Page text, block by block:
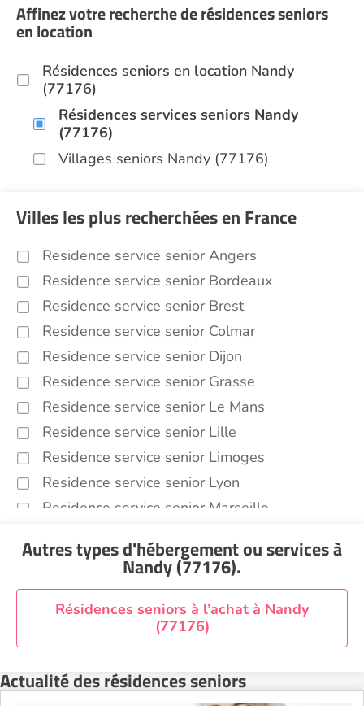
Affinez votre recherche de résidences seniors
en location
Résidences seniors en location Nandy
(77176)
Résidences services seniors Nandy
(77176)
Villages seniors Nandy (77176)
Villes les plus recherchées en France
Residence service senior Angers
Residence service senior Bordeaux
Residence service senior Brest
Residence service senior Colmar
Residence service senior Dijon
Residence service senior Grasse
Residence service senior Le Mans
Residence service senior Lille
Residence service senior Limoges
Residence service senior Lyon
Residence service senior Marseille
Residence service senior Montélimar
Residence service senior Nantes
Residence service senior Nîmes
Residence service senior Orléans
Residence service senior Rennes
Autres types d'hébergement ou servicesà
Nandy (77176).
Résidences seniors à l’achat à Nandy
(77176)
Actualité des résidences seniors